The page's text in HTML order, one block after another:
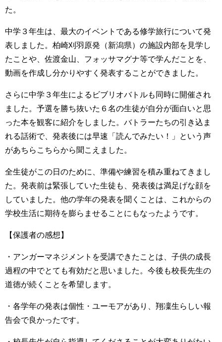
た。
中学３年生は、最大のイベントである修学旅行について発
表しました。柏崎刈羽原発（新潟県）の施設内部を見学し
たことや、佐渡金山、フォッサマグナ等で学んだことを、
動画を作成し分かりやすく発表することができました。
さらに中学３年生によるビブリオバトルも同時に開催され
ました。予選を勝ち抜いた６名の生徒が自分が面白いと思
った本を観客に紹介をしました。バトラーたちの引き込ま
れる話術で、発表後には早速「読んでみたい！」という声
があちらこちらから聞こえました。
全生徒がこの日のために、準備や練習を積み重ねてきまし
た。発表前は緊張していた生徒も、発表後は満足げな顔を
していました。他の学年の発表を聞くことは、これからの
学校生活に期待を膨らませることにもなったようです。
【保護者の感想】
・アンガーマネジメントを受講できたことは、子供の成長
過程の中でとても有効だと思いました。今後も校長先生の
道徳が続くことを希望します。
・各学年の発表は個性・ユーモアがあり、翔凜生らしい報
告会で良かったです。